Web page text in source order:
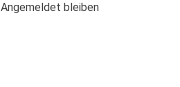
Angemeldet bleiben